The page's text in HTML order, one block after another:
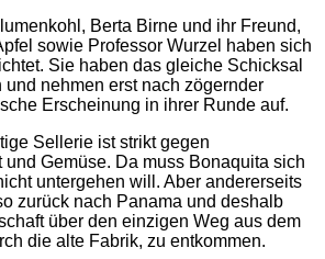
Berta Birne und ihr Freund,
sowie Professor Wurzel haben sich
Sie haben das gleiche Schicksal
nehmen erst nach zögernder
Erscheinung in ihrer Runde auf.
Sellerie ist strikt gegen
Gemüse. Da muss Bonaquita sich
untergehen will. Aber andererseits
zurück nach Panama und deshalb
über den einzigen Weg aus dem
die alte Fabrik, zu entkommen.